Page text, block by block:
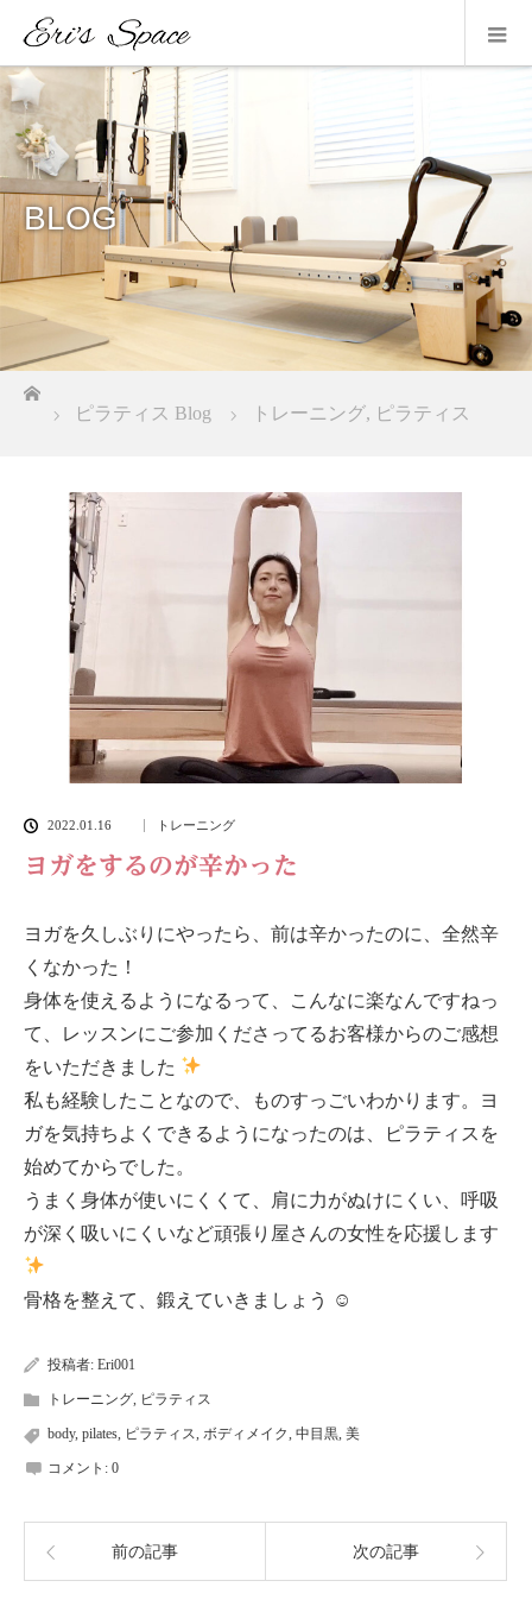
BLOG
ホーム
ピラティス Blog
トレーニング, ピラティス
2022.01.16 トレーニング
ヨガをするのが辛かった
ヨガを久しぶりにやったら、前は辛かったのに、全然辛
くなかった！
身体を使えるようになるって、こんなに楽なんですねっ
て、レッスンにご参加くださってるお客様からのご感想
をいただきました
私も経験したことなので、ものすっごいわかります。ヨ
ガを気持ちよくできるようになったのは、ピラティスを
始めてからでした。
うまく身体が使いにくくて、肩に力がぬけにくい、呼吸
が深く吸いにくいなど頑張り屋さんの女性を応援します
骨格を整えて、鍛えていきましょう ☺
投稿者: Eri001
トレーニング ピラティス
body, pilates ピラティス ボディメイク 中目黒 美
コメント: 0
前の記事 次の記事